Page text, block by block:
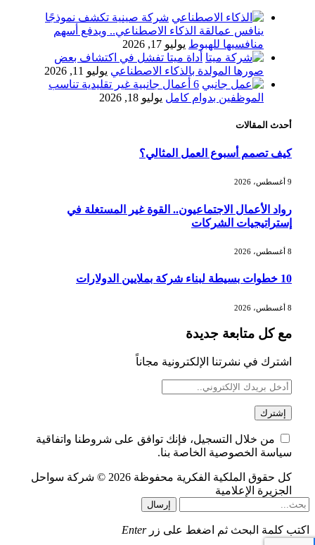
«طيران الرياض» يدشن أولى رحلاته إلى
مومباي ويضيف الوجهة التشغيلية الثامنة
مزاولة الأنشطة المالية عابرة الحدود
تطوير للبيئة الاستثمارية
الذهب يسجل أعلى مستوى في أسبوعين
بدعم من تراجع الدولار
الدولار الأمريكي يتراجع قرب أدنى
مستوياته في ستة أسابيع وسط تفاؤل
بشأن الشرق الأوسط
مع ترقب تطورات الوساطة بشأن الحرب
شركة صينية تكشف نموذجًا
ينافس عمالقة الذكاء الاصطناعي.. ويدفع أسهم
منافسيها للهبوط يوليو 17, 2026
أداة ميتا تفشل في اكتشاف بعض
صورها المولدة بالذكاء الاصطناعي يوليو 11, 2026
6 أعمال جانبية غير تقليدية تناسب
الموظفين بدوام كامل يوليو 18, 2026
أحدث المقالات
كيف تصمم أسبوع العمل المثالي؟
9 أغسطس، 2026
رواد الأعمال الاجتماعيون.. القوة غير المستغلة في
إستراتيجيات الشركات
8 أغسطس، 2026
10 خطوات بسيطة لبناء شركة بملايين الدولارات
8 أغسطس، 2026
مع كل متابعة جديدة
اشترك في نشرتنا الإلكترونية مجاناً
من خلال التسجيل، فإنك توافق على شروطنا واتفاقية
سياسة الخصوصية الخاصة بنا.
كل حقوق الملكية الفكرية محفوظة 2026 © شركة سواحل
الجزيرة الإعلامية
إرسال
اكتب كلمة البحث ثم اضغط على زر Enter